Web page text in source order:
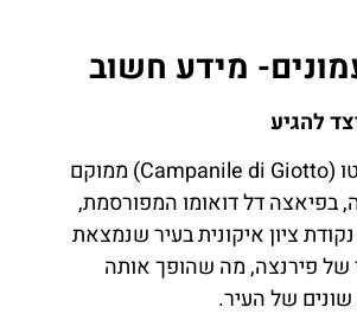
מידע חשוב
להגיע
הקמפנילה די ג'וטו (Campanile di Giotto) ממוקם
בפיאצה דל דואומו המפורסמת,
ציון איקונית בעיר שנמצאת
של פירנצה, מה שהופך אותה
של העיר.